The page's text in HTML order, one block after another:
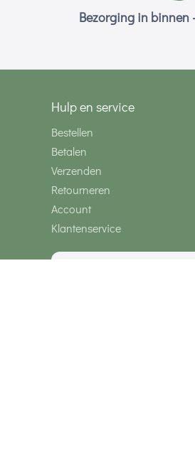
Bezorging in binnen
Hulp en service
Bestellen
Betalen
Verzenden
Retourneren
Account
Klantenservice